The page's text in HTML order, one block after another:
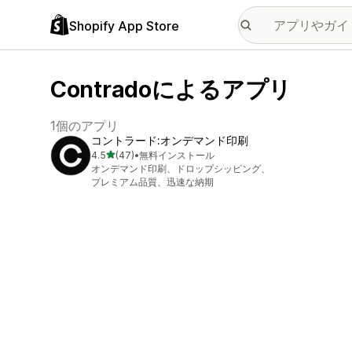
Shopify App Store
Contradoによるアプリ
1個のアプリ
コントラード:オンデマンド印刷
4.55つ星中
(47)
合計レビュー数：47件
•無料インストール
オンデマンド印刷、ドロップシッピング、
プレミアム品質、迅速な納期